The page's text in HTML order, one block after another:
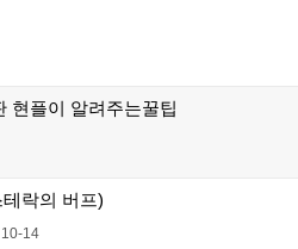
현플이 알려주는꿀팁
락의 버프)
10-14